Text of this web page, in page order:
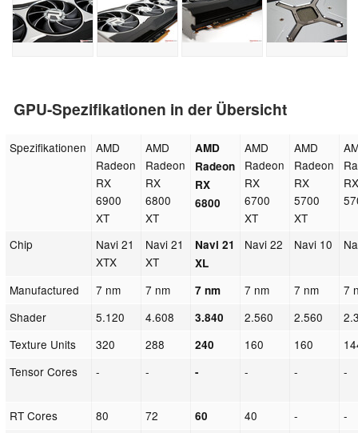
GPU-Spezifikationen in der Übersicht
Spezifikationen
AMD
Radeon
RX
6900
XT
AMD
Radeon
RX
6800
XT
AMD
Radeon
RX
6800
AMD
Radeon
RX
6700
XT
AMD
Radeon
RX
5700
XT
Chip
Navi 21
XTX
Navi 21
XT
Navi 21
XL
Navi 22 Navi 10
Manufactured 7 nm 7 nm 7 nm 7 nm 7 nm
7
Shader
5.120 4.608 3.840 2.560 2.560
Texture Units
320 288 240 160 160
Tensor Cores
- - - - - -
RT Cores 80 72 60 40 -
-